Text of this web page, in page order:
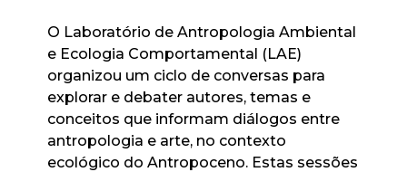
O Laboratório de Antropologia Ambiental
e Ecologia Comportamental (LAE)
organizou um ciclo de conversas para
explorar e debater autores, temas e
conceitos que informam diálogos entre
antropologia e arte, no contexto
ecológico do Antropoceno. Estas sessões